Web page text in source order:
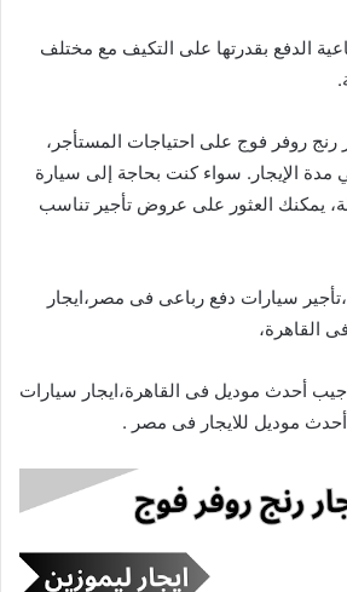
الدفع بقدرتها على التكيف مع مختلف
روفر فوج على احتياجات المستأجر،
مدة الإيجار. سواء كنت بحاجة إلى سيارة
يمكنك العثور على عروض تأجير تناسب
سيارات دفع رباعى فى مصر،ايجار
القاهرة،
أحدث موديل فى القاهرة،ايجار سيارات
موديل للايجار فى مصر .